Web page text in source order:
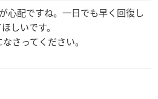
心配ですね。一日でも早く回復し
しいです。
さってください。